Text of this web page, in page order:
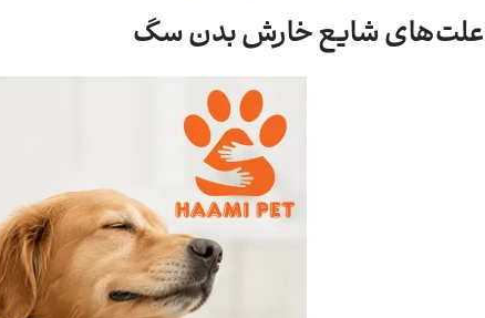
علت‌های شایع خارش بدن سگ